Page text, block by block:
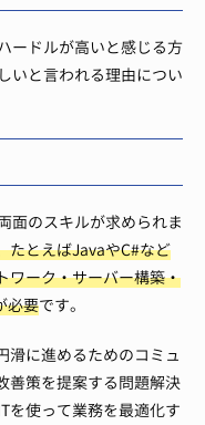
ードルが高いと感じる方
いと言われる理由につい
面のスキルが求められま
たとえばJavaやC#など
ワーク・サーバー構築・
必要です。
滑に進めるためのコミュ
善策を提案する問題解決
を使って業務を最適化す